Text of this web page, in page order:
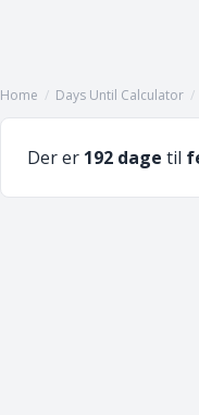
Home / Days Until Calculator /
Der er 192 dage til